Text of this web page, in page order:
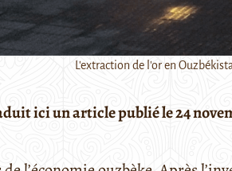
L'extraction de l'or en
ici un article publié le 24